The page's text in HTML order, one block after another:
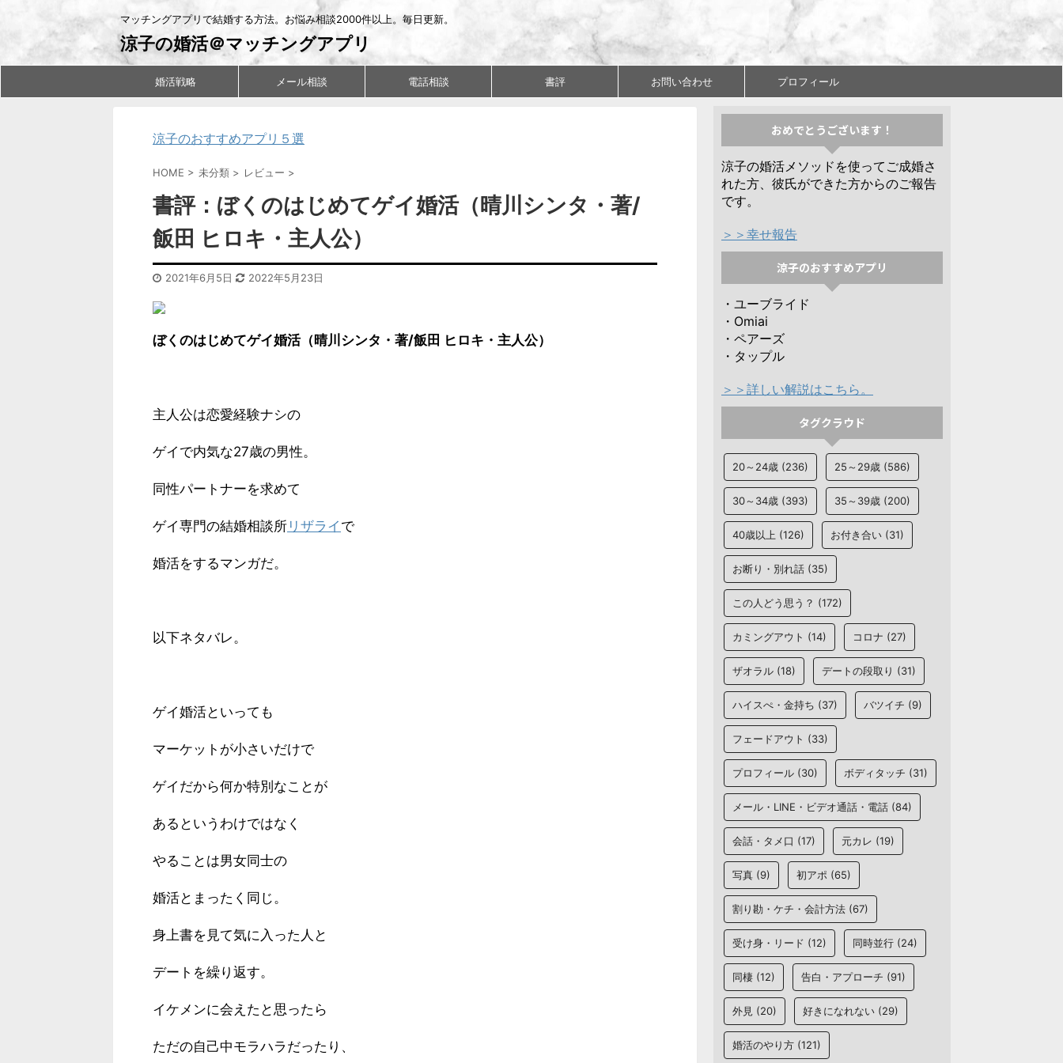
マッチングアプリで結婚する方法。お悩み相談2000件以上。毎日更新。
涼子の婚活＠マッチングアプリ
婚活戦略 メール相談 電話相談 書評 お問い合わせ プロフィール
涼子のおすすめアプリ５選
HOME > 未分類 > レビュー >
書評：ぼくのはじめてゲイ婚活（晴川シンタ・著/
飯田 ヒロキ・主人公）
2021年6月5日 2022年5月23日
ぼくのはじめてゲイ婚活（晴川シンタ・著/飯田 ヒロキ・主人公）
主人公は恋愛経験ナシの
ゲイで内気な27歳の男性。
同性パートナーを求めて
ゲイ専門の結婚相談所 リザライ で
婚活をするマンガだ。
以下ネタバレ。
ゲイ婚活といっても
マーケットが小さいだけで
ゲイだから何か特別なことが
あるというわけではなく
やることは男女同士の
婚活とまったく同じ。
身上書を見て気に入った人と
デートを繰り返す。
イケメンに会えたと思ったら
ただの自己中モラハラだったり、
おめでとうございます！
涼子の婚活メソッドを使ってご成婚さ
れた方、彼氏ができた方からのご報告
です。
＞＞幸せ報告
涼子のおすすめアプリ
・ユーブライド
・Omiai
・ペアーズ
・タップル
＞＞詳しい解説はこちら。
タグクラウド
20～24歳 (236) 25～29歳 (586)
30～34歳 (393) 35～39歳 (200)
40歳以上 (126) お付き合い (31)
お断り・別れ話 (35)
この人どう思う？ (172)
カミングアウト (14) コロナ (27)
ザオラル (18) デートの段取り (31)
ハイスぺ・金持ち (37) バツイチ (9)
フェードアウト (33)
プロフィール (30) ボディタッチ (31)
メール・LINE・ビデオ通話・電話 (84)
会話・タメ口 (17) 元カレ (19)
写真 (9) 初アポ (65)
割り勘・ケチ・会計方法 (67)
受け身・リード (12) 同時並行 (24)
同棲 (12) 告白・アプローチ (91)
外見 (20) 好きになれない (29)
婚活のやり方 (121)